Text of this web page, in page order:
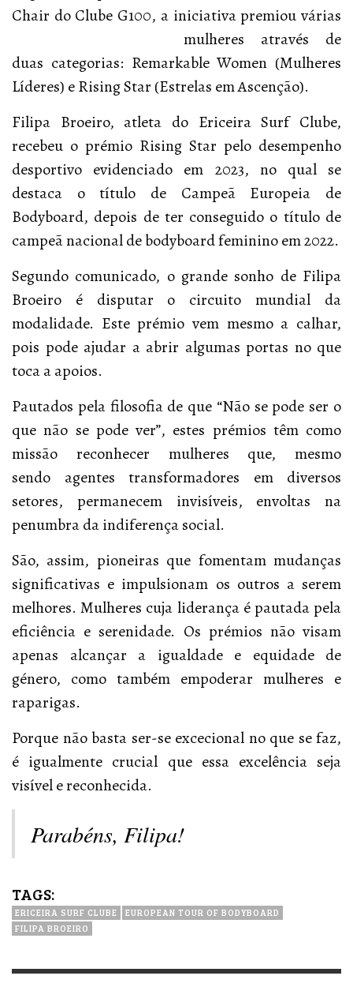
Chair do Clube G100, a iniciativa premiou várias
mulheres através de
duas categorias: Remarkable Women (Mulheres
Líderes) e Rising Star (Estrelas em Ascenção).
Filipa Broeiro, atleta do Ericeira Surf Clube,
recebeu o prémio Rising Star pelo desempenho
desportivo evidenciado em 2023, no qual se
destaca o título de Campeã Europeia de
Bodyboard, depois de ter conseguido o título de
campeã nacional de bodyboard feminino em 2022.
Segundo comunicado, o grande sonho de Filipa
Broeiro é disputar o circuito mundial da
modalidade. Este prémio vem mesmo a calhar,
pois pode ajudar a abrir algumas portas no que
toca a apoios.
Pautados pela filosofia de que “Não se pode ser o
que não se pode ver”, estes prémios têm como
missão reconhecer mulheres que, mesmo
sendo agentes transformadores em diversos
setores, permanecem invisíveis, envoltas na
penumbra da indiferença social.
São, assim, pioneiras que fomentam mudanças
significativas e impulsionam os outros a serem
melhores. Mulheres cuja liderança é pautada pela
eficiência e serenidade. Os prémios não visam
apenas alcançar a igualdade e equidade de
género, como também empoderar mulheres e
raparigas.
Porque não basta ser-se excecional no que se faz,
é igualmente crucial que essa excelência seja
visível e reconhecida.
Parabéns, Filipa!
TAGS:
ERICEIRA SURF CLUBE
EUROPEAN TOUR OF BODYBOARD
FILIPA BROEIRO